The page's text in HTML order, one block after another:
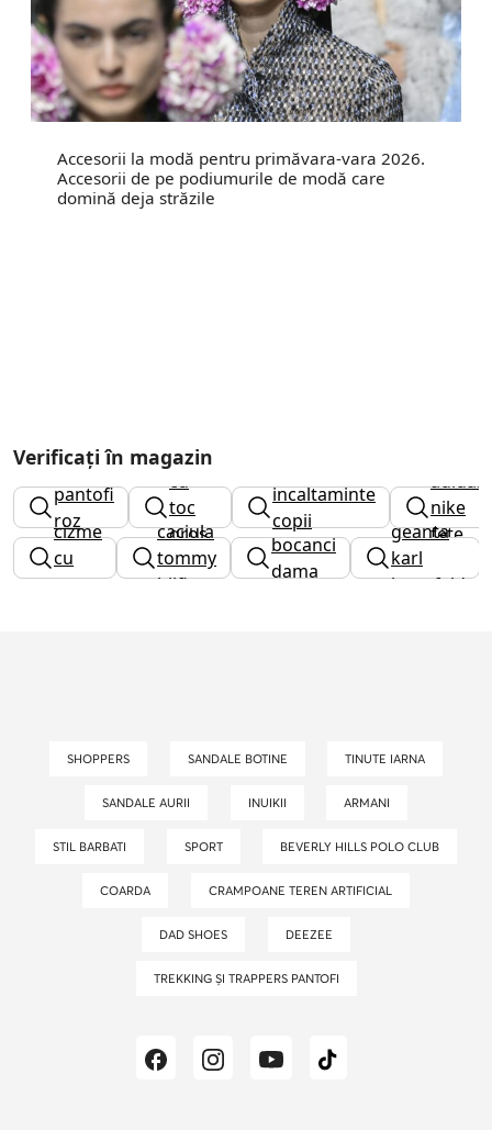
Accesorii la modă pentru primăvara-vara 2026.
Accesorii de pe podiumurile de modă care
domină deja străzile
Verificați în magazin
pantofi
roz
cizme
cu
toc
gros
dama
incaltaminte
copii
adidasi
nike
fete
cizme
cu
toc
caciula
tommy
hilfiger
bocanci
dama
geanta
karl
lagerfeld
SHOPPERS SANDALE BOTINE TINUTE IARNA
SANDALE AURII INUIKII ARMANI
STIL BARBATI SPORT BEVERLY HILLS POLO CLUB
COARDA CRAMPOANE TEREN ARTIFICIAL
DAD SHOES DEEZEE
TREKKING ȘI TRAPPERS PANTOFI